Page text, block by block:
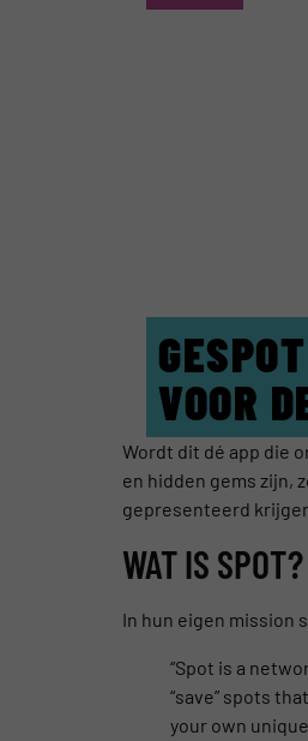
VOOR
Wordt dit dé app die
en hidden gems zijn,
gepresenteerd
WAT IS SPOT?
In hun eigen mission
“Spot is a
“save” spots
your own